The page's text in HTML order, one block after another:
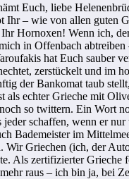
Euch, liebe
– wie von allen guten
Hornoxen! Wenn ich,
in Offenbach
hat Euch sauber
zerstückelt und im
der Bankomat taub
als echter Grieche mit
so twittern. Ein Wort
schaffen, wenn er
Bademeister im
Griechen (ich, der
Als zertifizierter
raus – ich bin ja, bei